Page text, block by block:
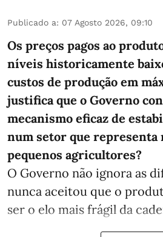
Publicado a: 07 Agosto 2026, 09:10
Os preços pagos ao
níveis historicamente
custos de produção em
justifica que o Governo
mecanismo eficaz de
num setor que representa
pequenos agricultores?
O Governo não ignora as
nunca aceitou que o
ser o elo mais frágil da